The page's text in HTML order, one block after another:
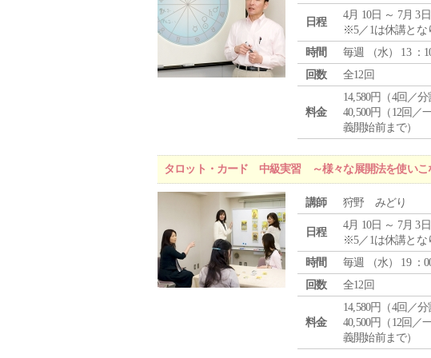
日程
4月 10日 ～ 7月 3日
※5／1は休講とな
時間
毎週 （水） 13 ：
回数
全12回
料金
14,580円（4回／
40,500円（12回
義開始前まで）
タロット・カード 中級実習 ～様々な展開法を使いこ
講師 狩野 みどり
日程
4月 10日 ～ 7月 3日
※5／1は休講とな
時間
毎週 （水） 19 ：
回数
全12回
料金
14,580円（4回／
40,500円（12回
義開始前まで）